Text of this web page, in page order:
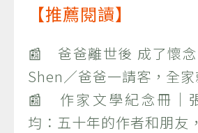
【推薦閱讀】
📰 爸爸離世後 成了懷
Shen／爸爸一請客，全家
📰 作家文學紀念冊｜
均：五十年的作者和朋友